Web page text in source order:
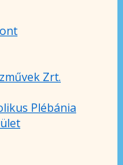
Zrt.
Plébánia